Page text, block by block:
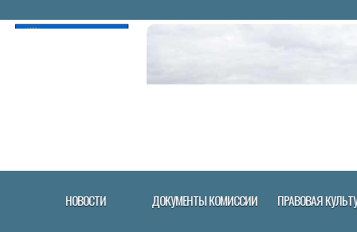
НОВОСТИ ДОКУМЕНТЫ КОМИССИИ ПРАВОВАЯ